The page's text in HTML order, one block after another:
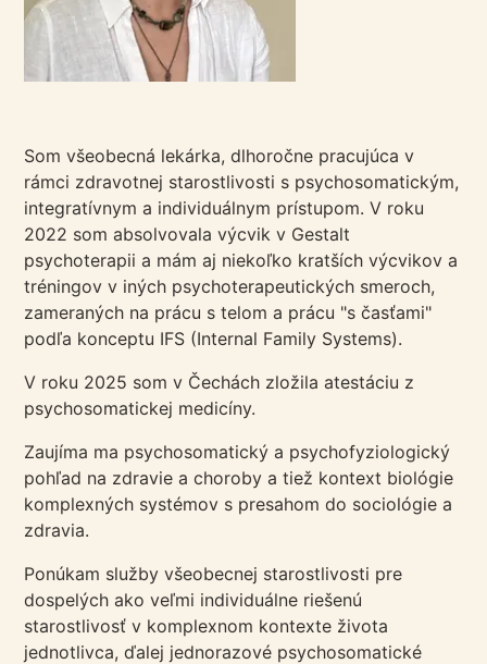
Som všeobecná lekárka, dlhoročne pracujúca v
rámci zdravotnej starostlivosti s psychosomatickým,
integratívnym a individuálnym prístupom. V roku
2022 som absolvovala výcvik v Gestalt
psychoterapii a mám aj niekoľko kratších výcvikov a
tréningov v iných psychoterapeutických smeroch,
zameraných na prácu s telom a prácu "s časťami"
podľa konceptu IFS (Internal Family Systems).
V roku 2025 som v Čechách zložila atestáciu z
psychosomatickej medicíny.
Zaujíma ma psychosomatický a psychofyziologický
pohľad na zdravie a choroby a tiež kontext biológie
komplexných systémov s presahom do sociológie a
zdravia.
Ponúkam služby všeobecnej starostlivosti pre
dospelých ako veľmi individuálne riešenú
starostlivosť v komplexnom kontexte života
jednotlivca, ďalej jednorazové psychosomatické